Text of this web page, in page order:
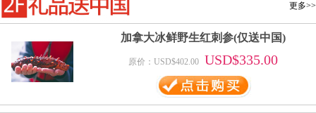
更多>>
加拿大冰鲜野生红刺参(仅送中国)
原价：USD$402.00 USD$335.00